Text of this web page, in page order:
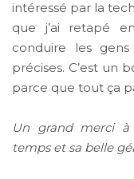
intéressé par la
que j’ai retapé
conduire les
précises. C’est un
parce que tout ça
Un grand merci
temps et sa belle